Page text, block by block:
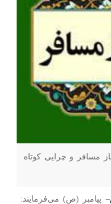
نماز مسافر و چرایی کوتاه
– پیامبر (ص) می‌فرمایند: